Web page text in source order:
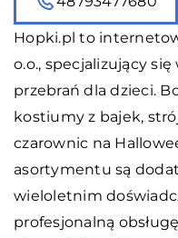
Hopki.pl to
o.o., specjalizujący
przebrań dla dzieci.
kostiumy z bajek,
czarownic na
asortymentu są
wieloletnim
profesjonalną